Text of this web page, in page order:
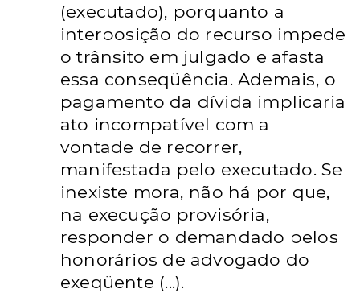
(executado), porquanto a
interposição do recurso impede
o trânsito em julgado e afasta
essa conseqüência. Ademais, o
pagamento da dívida implicaria
ato incompatível com a
vontade de recorrer,
manifestada pelo executado. Se
inexiste mora, não há por que,
na execução provisória,
responder o demandado pelos
honorários de advogado do
exeqüente (...).